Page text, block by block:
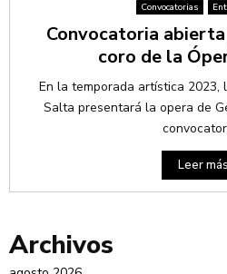
Convocatorias
Convocatoria
coro de la
En la temporada artística 2023,
Salta presentará la opera de
Leer más
Archivos